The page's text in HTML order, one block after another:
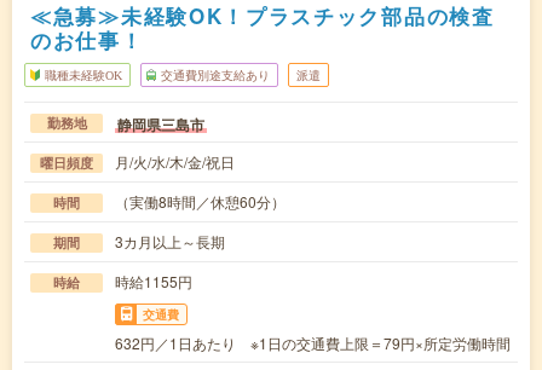
≪急募≫未経験OK！プラスチック部品の検査
のお仕事！
職種未経験OK 交通費別途支給あり 派遣
勤務地 静岡県三島市
曜日頻度 月/火/水/木/金/祝日
時間 （実働8時間／休憩60分）
期間 3カ月以上～長期
時給 時給1155円
交通費
632円／1日あたり ※1日の交通費上限＝79円×所定労働時間